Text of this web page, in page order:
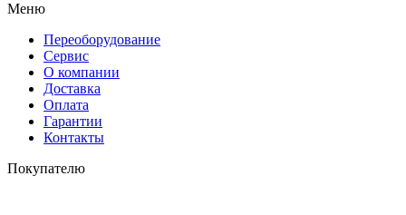
Меню
Переоборудование
Сервис
О компании
Доставка
Оплата
Гарантии
Контакты
Покупателю